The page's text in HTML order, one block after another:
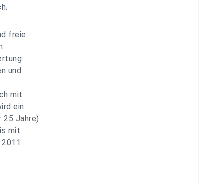
freie
und
mit
ein
25 Jahre)
mit